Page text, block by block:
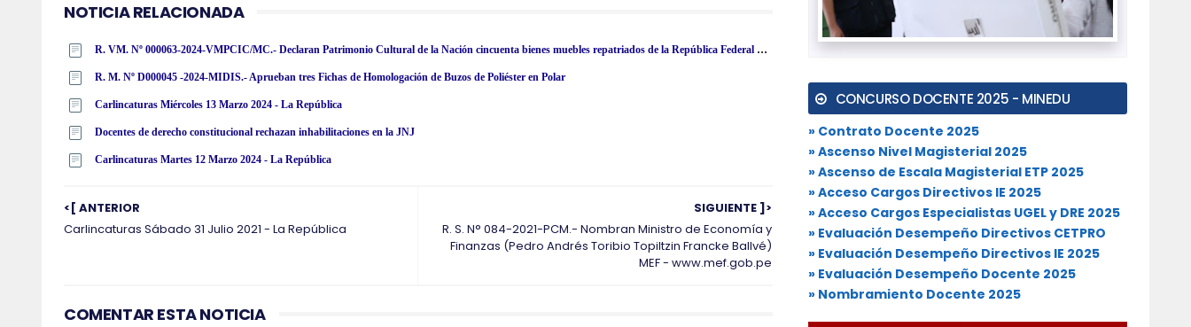
NOTICIA RELACIONADA
R. VM. Nº 000063-2024-VMPCIC/MC.- Declaran Patrimonio Cultural de la Nación cincuenta bienes muebles repatriados de la República Federal de Alemania
R. M. Nº D000045 -2024-MIDIS.- Aprueban tres Fichas de Homologación de Buzos de Poliéster en Polar
Carlincaturas Miércoles 13 Marzo 2024 - La República
Docentes de derecho constitucional rechazan inhabilitaciones en la JNJ
Carlincaturas Martes 12 Marzo 2024 - La República
SIGUIENTE ]>
R. S. N° 084-2021-PCM.- Nombran Ministro de Economía y
Finanzas (Pedro Andrés Toribio Topiltzin Francke Ballvé)
MEF - www.mef.gob.pe
<[ ANTERIOR
Carlincaturas Sábado 31 Julio 2021 - La República
COMENTAR ESTA NOTICIA
CONCURSO DOCENTE 2025 - MINEDU
» Contrato Docente 2025
» Ascenso Nivel Magisterial 2025
» Ascenso de Escala Magisterial ETP 2025
» Acceso Cargos Directivos IE 2025
» Acceso Cargos Especialistas UGEL y DRE 2025
» Evaluación Desempeño Directivos CETPRO
» Evaluación Desempeño Directivos IE 2025
» Evaluación Desempeño Docente 2025
» Nombramiento Docente 2025